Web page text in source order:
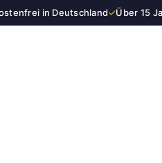
in Deutschland✓Über 15